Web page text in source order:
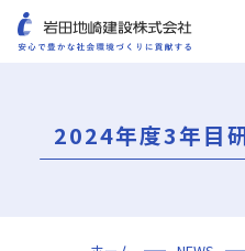
企業情報
2024年度3年目